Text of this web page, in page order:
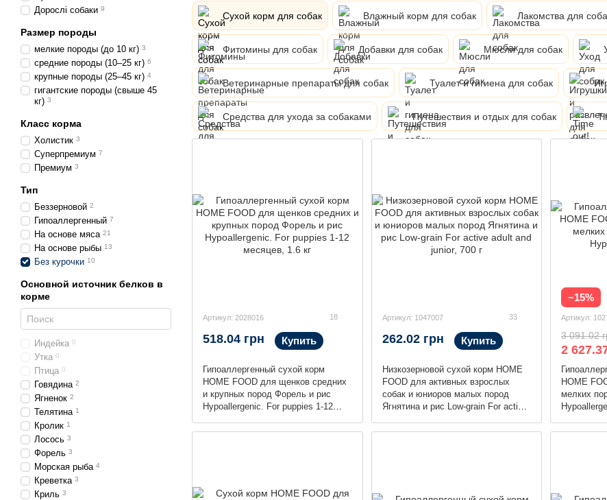
Сухой корм для собак Влажный корм для собак Лакомства для
Фитомины для собак Добавки для собак Мюсли для собак
Ветеринарные препараты для собак Туалет и гигиена для собак
Средства для ухода за собаками Путешествия и отдых для собак
Артикул: 2028016 18
Гипоаллергенный сухой корм
HOME FOOD для щенков средних
и крупных пород Форель и рис
Hypoallergenic. For puppies 1-12
518.04 грн Купить
Артикул: 1047007 33
Низкозерновой сухой корм HOME
FOOD для активных взрослых
собак и юниоров малых пород
Ягнятина и рис Low-grain For active
262.02 грн Купить
−15%
Артикул:
HOME
мелких
3 091.02
2
Дорослі собаки 9
Размер породы
мелкие породы (до 10 кг) 3
средние породы (10–25 кг) 6
крупные породы (25–45 кг) 4
гигантские породы (свыше 45
кг) 3
Класс корма
Холистик 3
Суперпремиум 7
Премиум 3
Тип
Беззерновой 2
Гипоаллергенный 7
На основе мяса 21
На основе рыбы 13
Без курочки 10
Основной источник белков в
корме
Индейка 0
Утка 0
Птица 0
Говядина 2
Ягненок 2
Телятина 1
Кролик 1
Лосось 3
Форель 3
Морская рыба 4
Креветка 3
Криль 3